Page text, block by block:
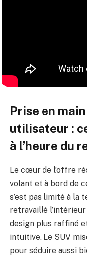
Prise en
utilisateur :
à l’heure du
Le cœur de l’offre
volant et à bord de
s’est pas limité à la
retravaillé
design plus raffiné
intuitive. Le SUV
pour séduire aussi